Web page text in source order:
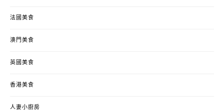
法國美食
澳門美食
英國美食
香港美食
人妻小廚房